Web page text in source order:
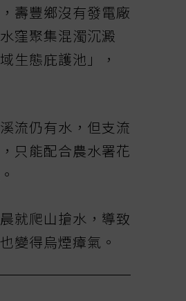
壽豐鄉沒有發電廠
窪聚集混濁沉澱
生態庇護池」，
流仍有水，但支流
只能配合農水署花
就爬山搶水，導致
變得烏煙瘴氣。